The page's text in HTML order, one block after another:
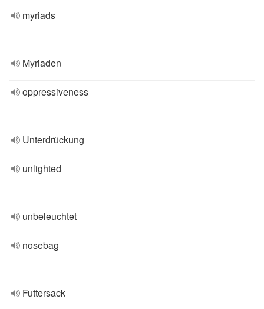
myriads
Myriaden
oppressiveness
Unterdrückung
unlighted
unbeleuchtet
nosebag
Futtersack